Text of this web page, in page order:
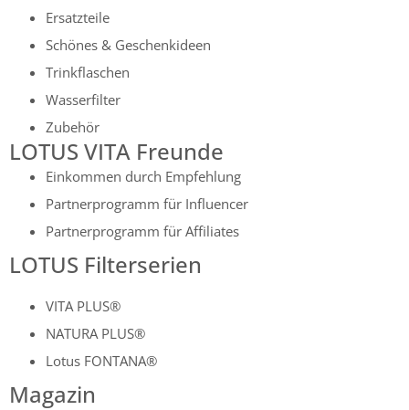
Ersatzteile
Schönes & Geschenkideen
Trinkflaschen
Wasserfilter
Zubehör
LOTUS VITA Freunde
Einkommen durch Empfehlung
Partnerprogramm für Influencer
Partnerprogramm für Affiliates
LOTUS Filterserien
VITA PLUS®
NATURA PLUS®
Lotus FONTANA®
Magazin